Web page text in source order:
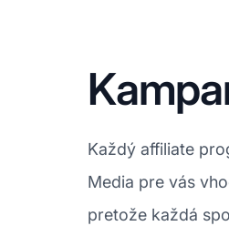
Každý affiliate
Media pre vás
pretože každá